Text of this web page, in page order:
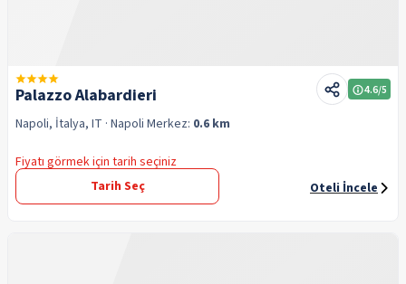
Palazzo Alabardieri 4.6/5
Napoli, İtalya, IT · Napoli Merkez: 0.6 km
Fiyatı görmek için tarih seçiniz
Tarih Seç
Oteli İncele